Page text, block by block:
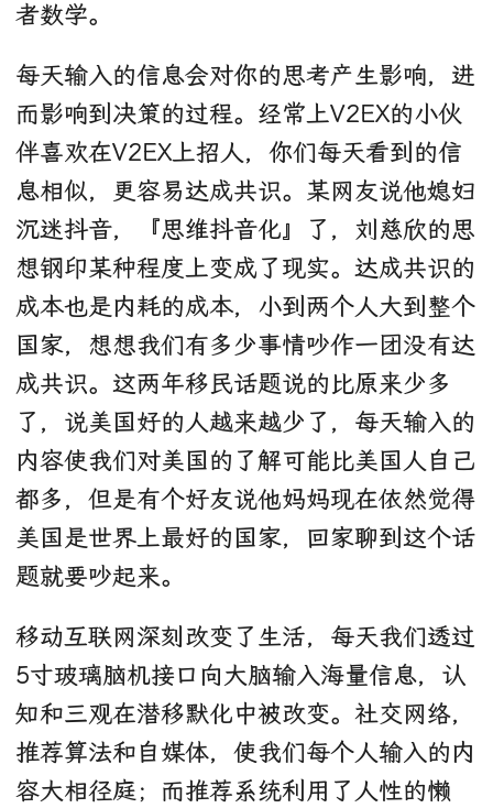
者数学。
每天输入的信息会对你的思考产生影响，进
而影响到决策的过程。经常上V2EX的小伙
伴喜欢在V2EX上招人，你们每天看到的信
息相似，更容易达成共识。某网友说他媳妇
沉迷抖音，『思维抖音化』了，刘慈欣的思
想钢印某种程度上变成了现实。达成共识的
成本也是内耗的成本，小到两个人大到整个
国家，想想我们有多少事情吵作一团没有达
成共识。这两年移民话题说的比原来少多
了，说美国好的人越来越少了，每天输入的
内容使我们对美国的了解可能比美国人自己
都多，但是有个好友说他妈妈现在依然觉得
美国是世界上最好的国家，回家聊到这个话
题就要吵起来。
移动互联网深刻改变了生活，每天我们透过
5寸玻璃脑机接口向大脑输入海量信息，认
知和三观在潜移默化中被改变。社交网络，
推荐算法和自媒体，使我们每个人输入的内
容大相径庭；而推荐系统利用了人性的懒